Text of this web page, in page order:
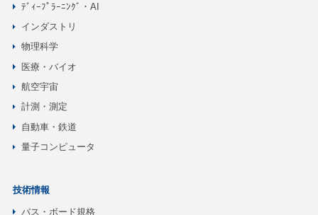
ﾃﾞｨｰﾌﾟﾗｰﾆﾝｸﾞ・AI
インダストリ
物理科学
医療・バイオ
航空宇宙
計測・測定
自動車・鉄道
量子コンピュータ
技術情報
バス・ボード規格